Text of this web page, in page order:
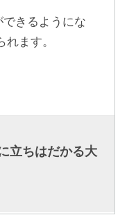
きるようにな
ます。
立ちはだかる大